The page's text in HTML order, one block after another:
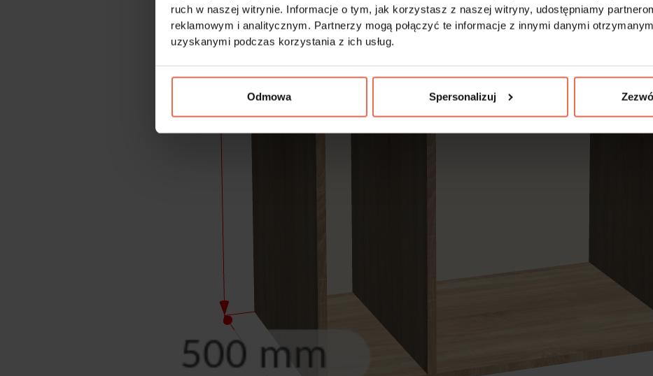
ruch w naszej witrynie. Informacje o tym, jak korzystasz z naszej witryny, udostępniamy
reklamowym i analitycznym. Partnerzy mogą połączyć te informacje z innymi danymi
uzyskanymi podczas korzystania z ich usług.
Odmowa Spersonalizuj